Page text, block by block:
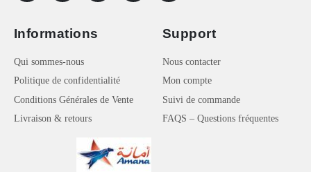
Informations
Qui sommes-nous
Politique de confidentialité
Conditions Générales de Vente
Livraison & retours
Support
Nous contacter
Mon compte
Suivi de commande
FAQS – Questions fréquentes